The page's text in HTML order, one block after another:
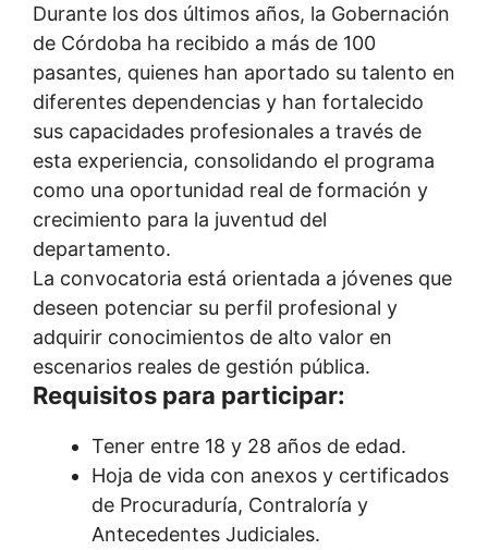
Durante los dos últimos años, la Gobernación
de Córdoba ha recibido a más de 100
pasantes, quienes han aportado su talento en
diferentes dependencias y han fortalecido
sus capacidades profesionales a través de
esta experiencia, consolidando el programa
como una oportunidad real de formación y
crecimiento para la juventud del
departamento.
La convocatoria está orientada a jóvenes que
deseen potenciar su perfil profesional y
adquirir conocimientos de alto valor en
escenarios reales de gestión pública.
Requisitos para participar:
Tener entre 18 y 28 años de edad.
Hoja de vida con anexos y certificados
de Procuraduría, Contraloría y
Antecedentes Judiciales.